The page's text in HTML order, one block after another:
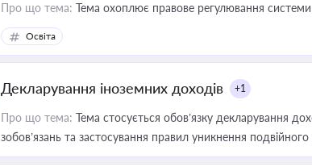
Про що тема: Тема охоплює правове регулювання системи
Освіта
Декларування іноземних доходів +1
Про що тема: Тема стосується обов’язку декларування
зобов’язань та застосування правил уникнення